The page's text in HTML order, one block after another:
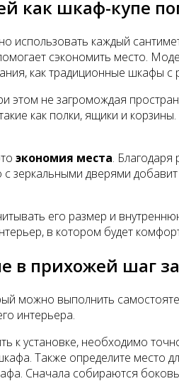
шкаф-купе
каждый
сэкономить место.
как традиционные шкафы
этом не загромождая
как полки, ящики и
экономия места.
зеркальными дверями
его размер и
в котором будет
в прихожей шаг
можно выполнить
интерьера.
к установке, необходимо
Также определите
Сначала собираются